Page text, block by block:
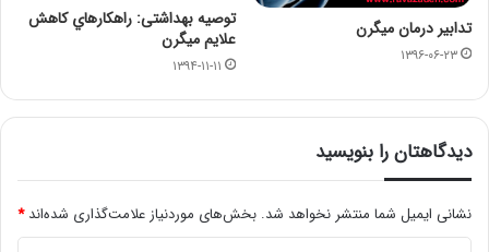
تدابیر درمان میگرن
۱۳۹۶-۰۶-۲۳
توصیه بهداشتی: راهکارهاي کاهش
علايم ميگرن
۱۳۹۴-۱۱-۱۱
دیدگاهتان را بنویسید
نشانی ایمیل شما منتشر نخواهد شد. بخش‌های موردنیاز علامت‌گذاری شده‌اند*